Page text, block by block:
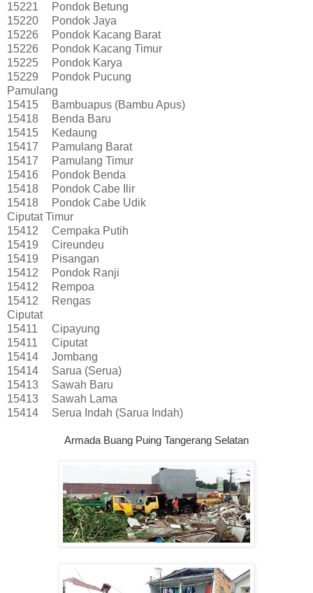
15221
Pondok Betung
15220
Pondok Jaya
15226
Pondok Kacang Barat
15226
Pondok Kacang Timur
15225
Pondok Karya
15229
Pondok Pucung
Pamulang
15415
Bambuapus (Bambu Apus)
15418
Benda Baru
15415
Kedaung
15417
Pamulang Barat
15417
Pamulang Timur
15416
Pondok Benda
15418
Pondok Cabe Ilir
15418
Pondok Cabe Udik
Ciputat Timur
15412
Cempaka Putih
15419
Cireundeu
15419
Pisangan
15412
Pondok Ranji
15412
Rempoa
15412
Rengas
Ciputat
15411
Cipayung
15411
Ciputat
15414
Jombang
15414
Sarua (Serua)
15413
Sawah Baru
15413
Sawah Lama
15414
Serua Indah (Sarua Indah)
Armada Buang Puing Tangerang Selatan